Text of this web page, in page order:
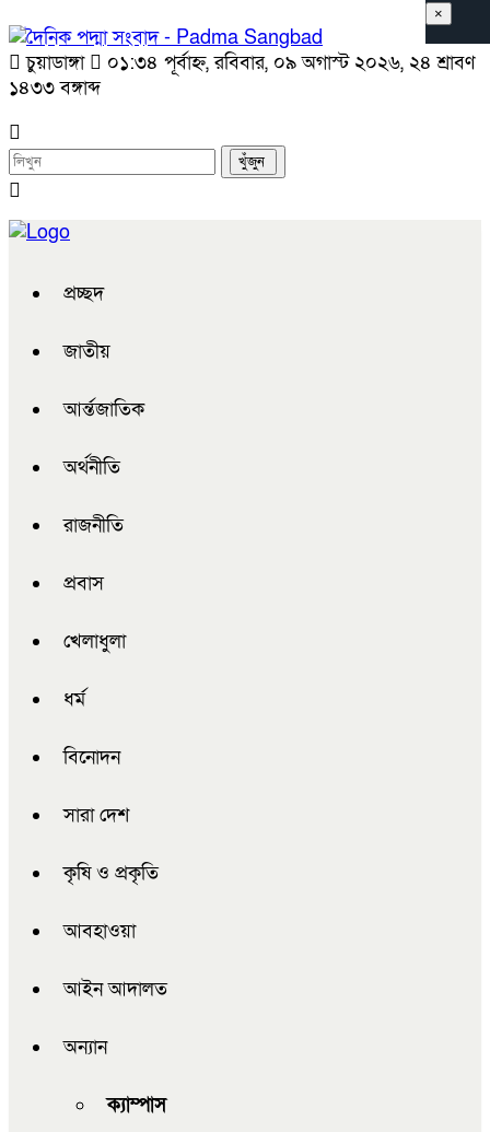
চুয়াডাঙ্গা
০১:৩৪ পূর্বাহ্ন, রবিবার, ০৯ অগাস্ট ২০২৬, ২৪ শ্রাবণ
১৪৩৩ বঙ্গাব্দ
প্রচ্ছদ
জাতীয়
আর্ন্তজাতিক
অর্থনীতি
রাজনীতি
প্রবাস
খেলাধুলা
ধর্ম
বিনোদন
সারা দেশ
কৃষি ও প্রকৃতি
আবহাওয়া
আইন আদালত
অন্যান
ক্যাম্পাস
×